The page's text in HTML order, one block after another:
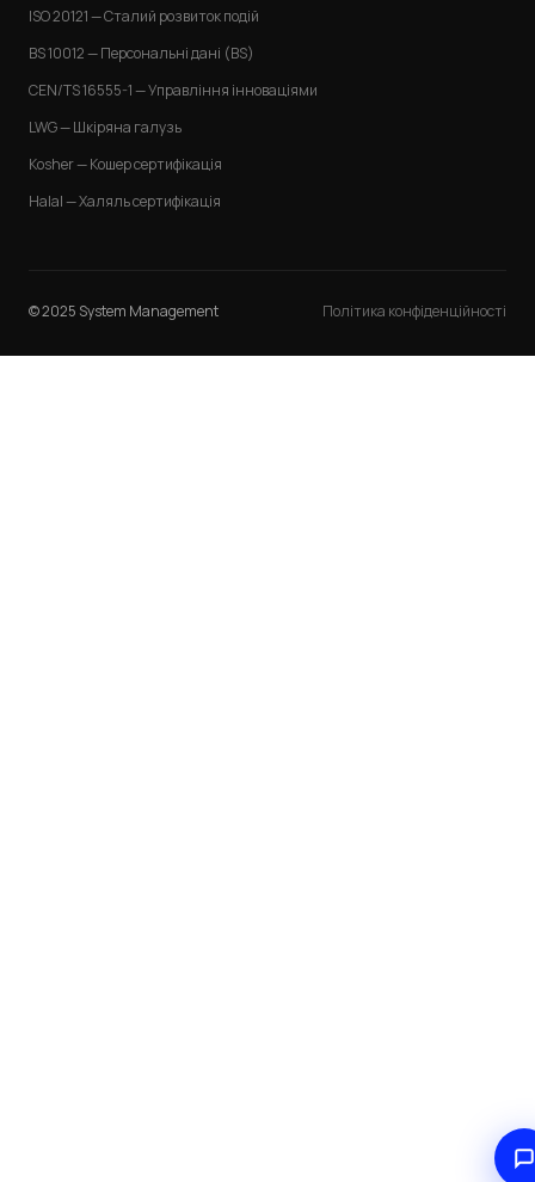
ISO 20121 — Сталий розвиток подій
BS 10012 — Персональні дані (BS)
CEN/TS 16555-1 — Управління інноваціями
LWG — Шкіряна галузь
Kosher — Кошер сертифікація
Halal — Халяль сертифікація
© 2025 System Management Політика конфіденційності